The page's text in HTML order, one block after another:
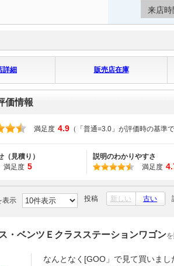
来店時
詳細 販売店在庫
価情報
満足度 4.9 （「普通=3.0」が評価時の基準で
見積り）
満足度 5
説明のわかりやすさ
満足度
表示 投稿 新しい 古い
・ベンツＥクラスステーションワゴン
なんとなく[GOO」で見て買いま